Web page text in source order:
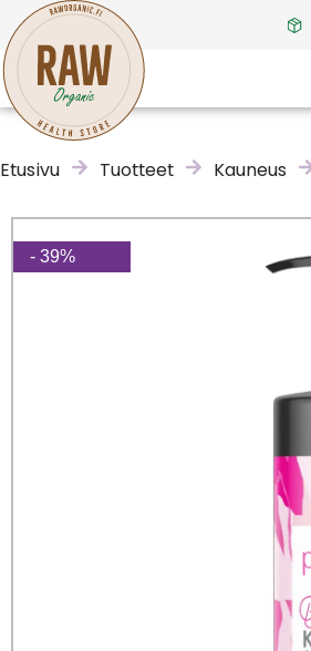
Etusivu Tuotteet Kauneus
- 39%